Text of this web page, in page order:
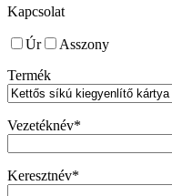
Kapcsolat
Úr
Asszony
Termék
Vezetéknév*
Keresztnév*